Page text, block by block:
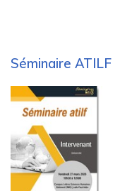
Séminaire ATILF